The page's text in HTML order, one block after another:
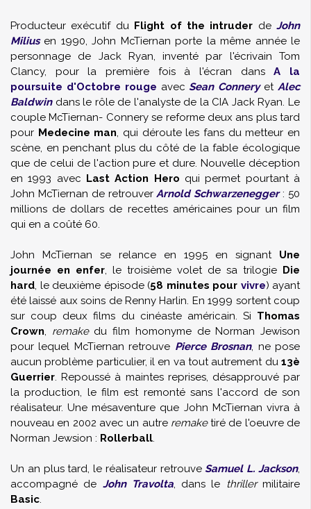
Producteur exécutif du Flight of the intruder de John
Miliusen 1990, John McTiernan porte la même année le
personnage de Jack Ryan, inventé par l'écrivain Tom
Clancy, pour la première fois à l'écran dansA la
poursuite d'Octobre rouge avecSean ConneryetAlec
Baldwindans le rôle de l'analyste de la CIA Jack Ryan. Le
couple McTiernan- Connery se reforme deux ans plus tard
pour Medecine man, qui déroute les fans du metteur en
scène, en penchant plus du côté de la fable écologique
que de celui de l'action pure et dure. Nouvelle déception
en 1993 avec Last Action Hero qui permet pourtant à
John McTiernan de retrouverArnold Schwarzenegger: 50
millions de dollars de recettes américaines pour un film
qui en a coûté 60.
John McTiernan se relance en 1995 en signant Une
journée en enfer, le troisième volet de sa trilogie Die
hard, le deuxième épisode (58 minutes pour vivre) ayant
été laissé aux soins de Renny Harlin. En 1999 sortent coup
sur coup deux films du cinéaste américain. Si Thomas
Crown, remakedu film homonyme deNorman Jewison
pour lequel McTiernan retrouve Pierce Brosnan, ne pose
aucun problème particulier, il en va tout autrement du 13è
Guerrier. Repoussé à maintes reprises, désapprouvé par
la production, le film est remonté sans l'accord de son
réalisateur. Une mésaventure que John McTiernan vivra à
nouveau en 2002 avec un autre remaketiré de l'oeuvre de
Norman Jewsion : Rollerball.
Un an plus tard, le réalisateur retrouveSamuel L. Jackson,
accompagné de John Travolta, dans le thrillermilitaire
Basic.